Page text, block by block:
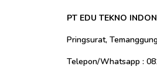
PT EDU TEKNO
Pringsurat,
Telepon/Whatsapp :